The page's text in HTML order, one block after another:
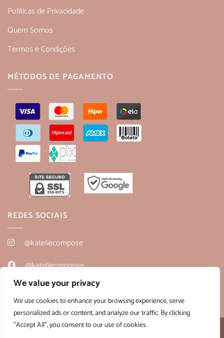
We value your privacy
We use cookies to enhance your browsing experience, serve
personalized ads or content, and analyze our traffic. By clicking
"Accept All", you consent to our use of cookies.
Políticas de Privacidade
Quem Somos
Termos e Condições
MÉTODOS DE PAGAMENTO
REDES SOCIAIS
@kateliecompose
@kateliecompose
@kateliecompose